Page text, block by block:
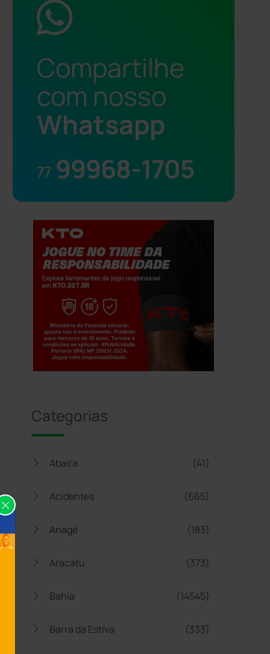
Compartilhe
com nosso
Whatsapp
77 99968-1705
Categorias
Abaíra (41)
Acidentes (665)
Anagé (183)
Aracatu (373)
Bahia (14545)
Barra da Estiva (333)